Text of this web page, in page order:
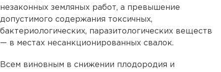
незаконных земляных работ, а превышение
допустимого содержания токсичных,
бактериологических, паразитологических веществ
— в местах несанкционированных свалок.
Всем виновным в снижении плодородия и